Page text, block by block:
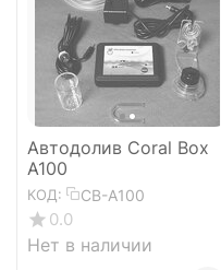
Автодолив Coral Box
A100
КОД: CB-A100
0.0
Нет в наличии